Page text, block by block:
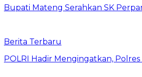
Bupati Mateng Serahkan SK
Berita Terbaru
POLRI Hadir Mengingatkan,